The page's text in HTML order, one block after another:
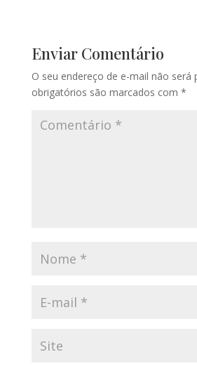
Enviar Comentário
O seu endereço de e-mail não será
obrigatórios são marcados com *